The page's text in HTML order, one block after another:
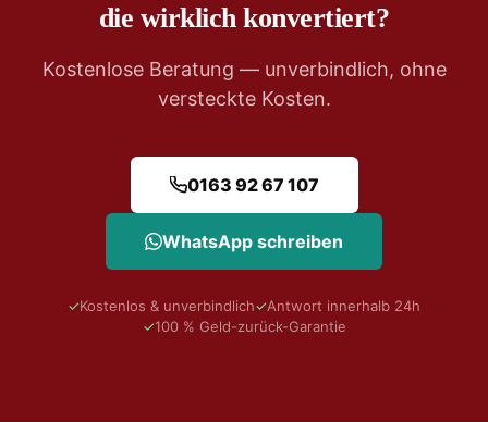
die wirklich konvertiert?
Kostenlose Beratung — unverbindlich, ohne
versteckte Kosten.
0163 92 67 107
WhatsApp schreiben
✓Kostenlos & unverbindlich✓Antwort innerhalb 24h
✓100 % Geld-zurück-Garantie